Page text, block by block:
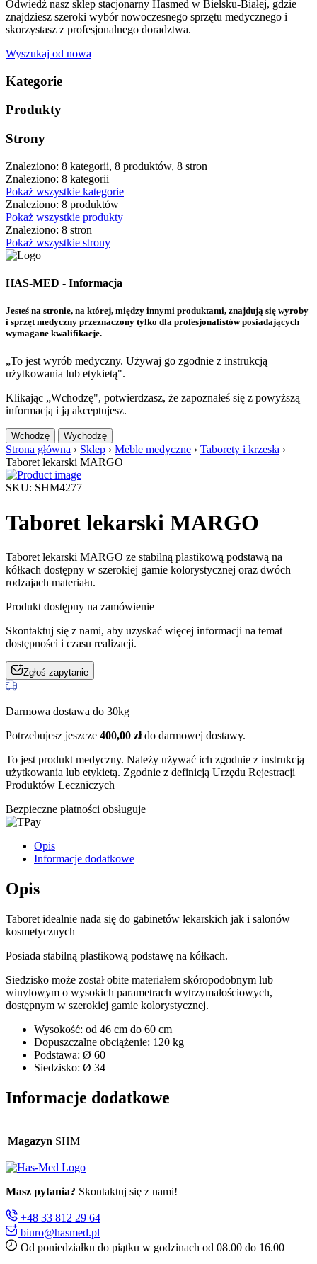
Odwiedź nasz sklep stacjonarny Hasmed w Bielsku-Białej, gdzie
znajdziesz szeroki wybór nowoczesnego sprzętu medycznego i
skorzystasz z profesjonalnego doradztwa.
Wyszukaj od nowa
Kategorie
Produkty
Strony
Znaleziono: 8 kategorii, 8 produktów, 8 stron
Znaleziono: 8 kategorii
Pokaż wszystkie kategorie
Znaleziono: 8 produktów
Pokaż wszystkie produkty
Znaleziono: 8 stron
Pokaż wszystkie strony
HAS-MED - Informacja
Jesteś na stronie, na której, między innymi produktami, znajdują się wyroby
i sprzęt medyczny przeznaczony tylko dla profesjonalistów posiadających
wymagane kwalifikacje.
„To jest wyrób medyczny. Używaj go zgodnie z instrukcją
użytkowania lub etykietą".
Klikając „Wchodzę", potwierdzasz, że zapoznałeś się z powyższą
informacją i ją akceptujesz.
Wchodzę Wychodzę
Strona główna › Sklep › Meble medyczne › Taborety i krzesła ›
Taboret lekarski MARGO
SKU: SHM4277
Taboret lekarski MARGO
Taboret lekarski MARGO ze stabilną plastikową podstawą na
kółkach dostępny w szerokiej gamie kolorystycznej oraz dwóch
rodzajach materiału.
Produkt dostępny na zamówienie
Skontaktuj się z nami, aby uzyskać więcej informacji na temat
dostępności i czasu realizacji.
Zgłoś zapytanie
Darmowa dostawa do 30kg
Potrzebujesz jeszcze 400,00 złdo darmowej dostawy.
To jest produkt medyczny. Należy używać ich zgodnie z instrukcją
użytkowania lub etykietą. Zgodnie z definicją Urzędu Rejestracji
Produktów Leczniczych
Bezpieczne płatności obsługuje
Opis
Informacje dodatkowe
Opis
Taboret idealnie nada się do gabinetów lekarskich jak i salonów
kosmetycznych
Posiada stabilną plastikową podstawę na kółkach.
Siedzisko może został obite materiałem skóropodobnym lub
winylowym o wysokich parametrach wytrzymałościowych,
dostępnym w szerokiej gamie kolorystycznej.
Wysokość: od 46 cm do 60 cm
Dopuszczalne obciążenie: 120 kg
Podstawa: Ø 60
Siedzisko: Ø 34
Informacje dodatkowe
Magazyn SHM
Masz pytania? Skontaktuj się z nami!
+48 33 812 29 64
biuro@hasmed.pl
Od poniedziałku do piątku w godzinach od 08.00 do 16.00